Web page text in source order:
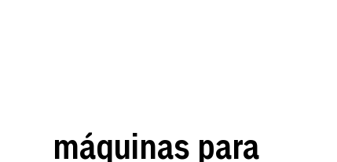
máquinas para